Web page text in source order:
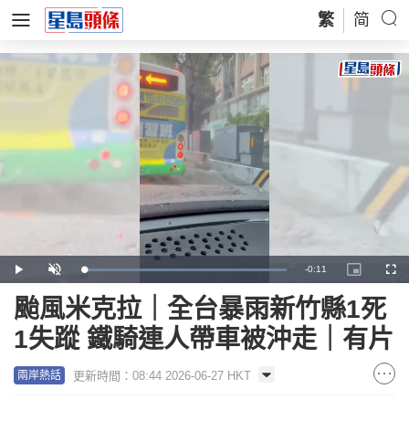
繁 简
Play Unmute Loaded:
100.00%
Remaining
Time
-0:11
Picture-
in-
颱風米克拉｜全台暴雨新竹縣1死
1失蹤 鐵騎連人帶車被沖走｜有片
兩岸熱話 更新時間：08:44 2026-06-27 HKT